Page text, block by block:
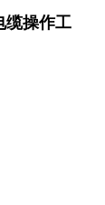
缆操作工